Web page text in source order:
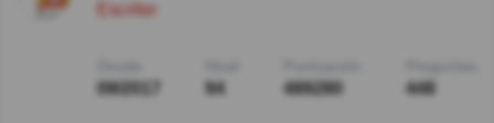
Escritor
09/2017 94 489280 448